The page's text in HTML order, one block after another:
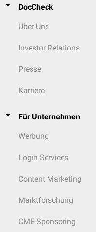
DocCheck
Über Uns
Investor Relations
Presse
Karriere
Für Unternehmen
Werbung
Login Services
Content Marketing
Marktforschung
CME-Sponsoring